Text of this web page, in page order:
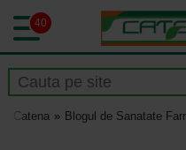
40
Catena Blogul de Sanatate